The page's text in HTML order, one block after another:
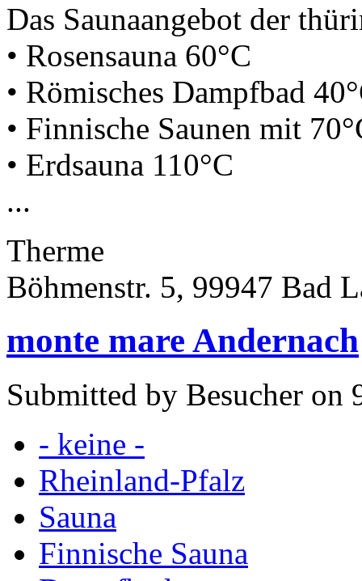
Das Saunaangebot der
• Rosensauna 60°C
• Römisches Dampfbad
• Finnische Saunen mit
• Erdsauna 110°C
...
Therme
Böhmenstr. 5, 99947 Bad
monte mare Andernach
Submitted by Besucher on
- keine -
Rheinland-Pfalz
Sauna
Finnische Sauna